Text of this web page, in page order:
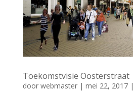
Toekomstvisie Oosterstraat
door webmaster| mei 22, 2017|